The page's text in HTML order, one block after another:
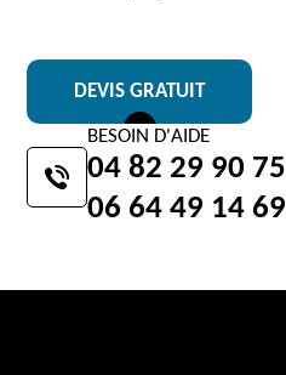
DEVIS GRATUIT
BESOIN D'AIDE
04 82 29 90 75
06 64 49 14 69